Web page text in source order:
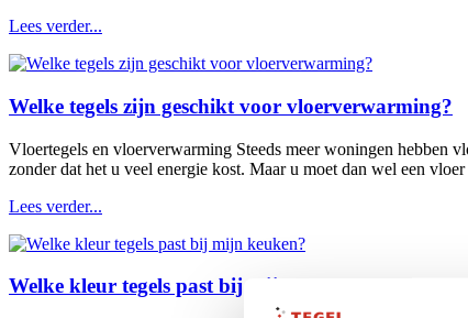
Lees verder...
Welke tegels zijn geschikt voor vloerverwarming?
Vloertegels en vloerverwarming Steeds meer woningen hebben
zonder dat het u veel energie kost. Maar u moet dan wel een
Lees verder...
Welke kleur tegels past bij mijn keuken?